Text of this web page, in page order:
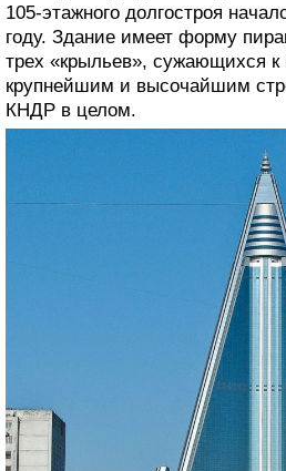
105-этажного долгостроя
году. Здание имеет форму
трех «крыльев», сужающихся к
крупнейшим и высочайшим
КНДР в целом.